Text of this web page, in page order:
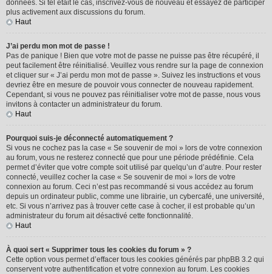
données. Si tel était le cas, inscrivez-vous de nouveau et essayez de participer
plus activement aux discussions du forum.
Haut
J’ai perdu mon mot de passe !
Pas de panique ! Bien que votre mot de passe ne puisse pas être récupéré, il
peut facilement être réinitialisé. Veuillez vous rendre sur la page de connexion
et cliquer sur « J’ai perdu mon mot de passe ». Suivez les instructions et vous
devriez être en mesure de pouvoir vous connecter de nouveau rapidement.
Cependant, si vous ne pouvez pas réinitialiser votre mot de passe, nous vous
invitons à contacter un administrateur du forum.
Haut
Pourquoi suis-je déconnecté automatiquement ?
Si vous ne cochez pas la case « Se souvenir de moi » lors de votre connexion
au forum, vous ne resterez connecté que pour une période prédéfinie. Cela
permet d’éviter que votre compte soit utilisé par quelqu’un d’autre. Pour rester
connecté, veuillez cocher la case « Se souvenir de moi » lors de votre
connexion au forum. Ceci n’est pas recommandé si vous accédez au forum
depuis un ordinateur public, comme une librairie, un cybercafé, une université,
etc. Si vous n’arrivez pas à trouver cette case à cocher, il est probable qu’un
administrateur du forum ait désactivé cette fonctionnalité.
Haut
À quoi sert « Supprimer tous les cookies du forum » ?
Cette option vous permet d’effacer tous les cookies générés par phpBB 3.2 qui
conservent votre authentification et votre connexion au forum. Les cookies